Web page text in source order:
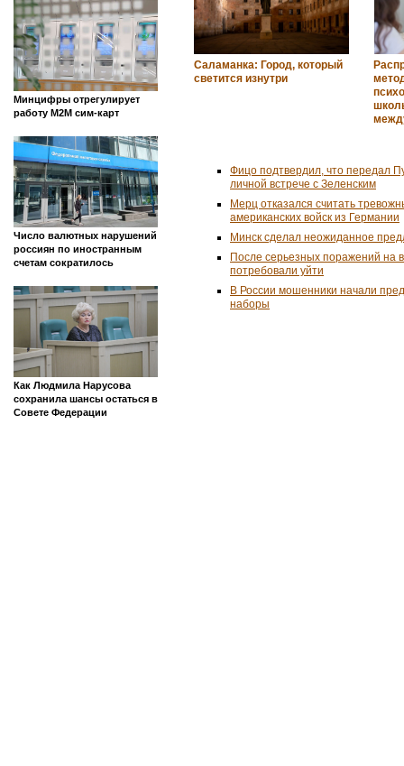
Минцифры отрегулирует
работу M2M сим-карт
Число валютных нарушений
россиян по иностранным
счетам сократилось
Как Людмила Нарусова
сохранила шансы остаться в
Совете Федерации
Саламанка: Город, который
светится изнутри
Фицо подтвердил, что передал
личной встрече с Зеленским
Мерц отказался считать
американских войск из Германии
Минск сделал неожиданное
После серьезных поражений на
потребовали уйти
В России мошенники начали
наборы